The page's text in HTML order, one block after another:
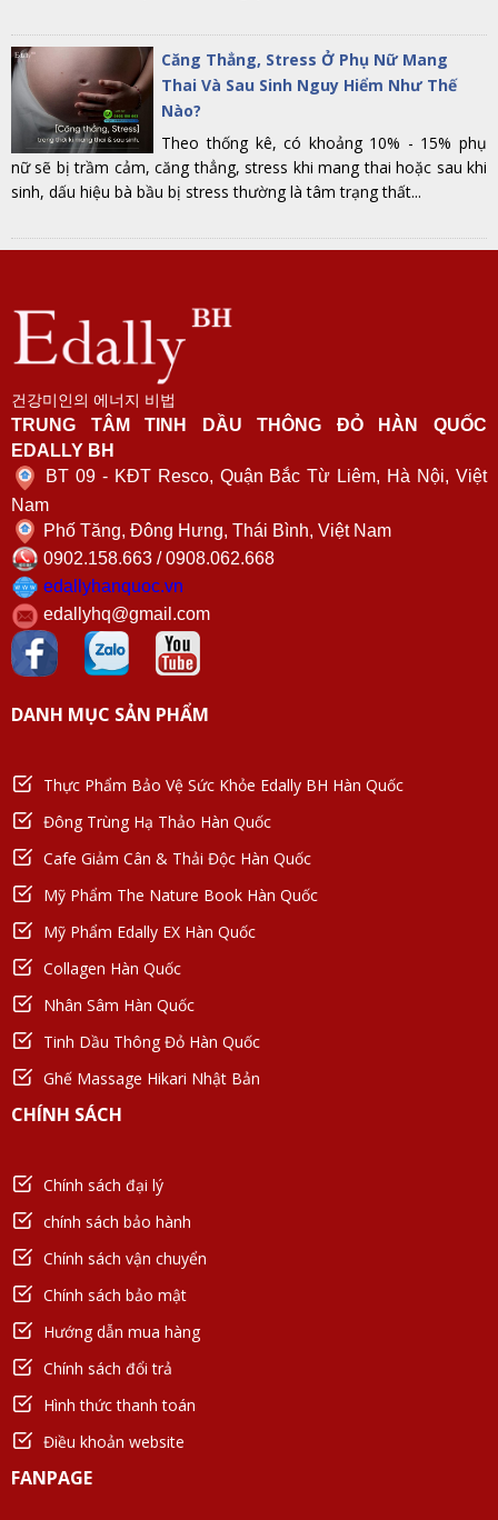
Căng Thẳng, Stress Ở Phụ Nữ Mang
Thai Và Sau Sinh Nguy Hiểm Như Thế
Nào?
Theo thống kê, có khoảng 10% - 15% phụ
nữ sẽ bị trầm cảm, căng thẳng, stress khi mang thai hoặc sau khi
sinh, dấu hiệu bà bầu bị stress thường là tâm trạng thất...
건강미인의 에너지 비법
TRUNG TÂM TINH DẦU THÔNG ĐỎ HÀN QUỐC
EDALLY BH
BT 09 - KĐT Resco, Quận Bắc Từ Liêm, Hà Nội, Việt
Nam
Phố Tăng, Đông Hưng, Thái Bình, Việt Nam
0902.158.663 / 0908.062.668
edallyhanquoc.vn
edallyhq@gmail.com
DANH MỤC SẢN PHẨM
Thực Phẩm Bảo Vệ Sức Khỏe Edally BH Hàn Quốc
Đông Trùng Hạ Thảo Hàn Quốc
Cafe Giảm Cân & Thải Độc Hàn Quốc
Mỹ Phẩm The Nature Book Hàn Quốc
Mỹ Phẩm Edally EX Hàn Quốc
Collagen Hàn Quốc
Nhân Sâm Hàn Quốc
Tinh Dầu Thông Đỏ Hàn Quốc
Ghế Massage Hikari Nhật Bản
CHÍNH SÁCH
Chính sách đại lý
chính sách bảo hành
Chính sách vận chuyển
Chính sách bảo mật
Hướng dẫn mua hàng
Chính sách đổi trả
Hình thức thanh toán
Điều khoản website
FANPAGE